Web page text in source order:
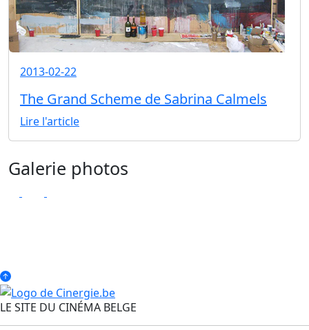
2013-02-22
The Grand Scheme de Sabrina Calmels
Lire l'article
Galerie photos
LE SITE DU CINÉMA BELGE